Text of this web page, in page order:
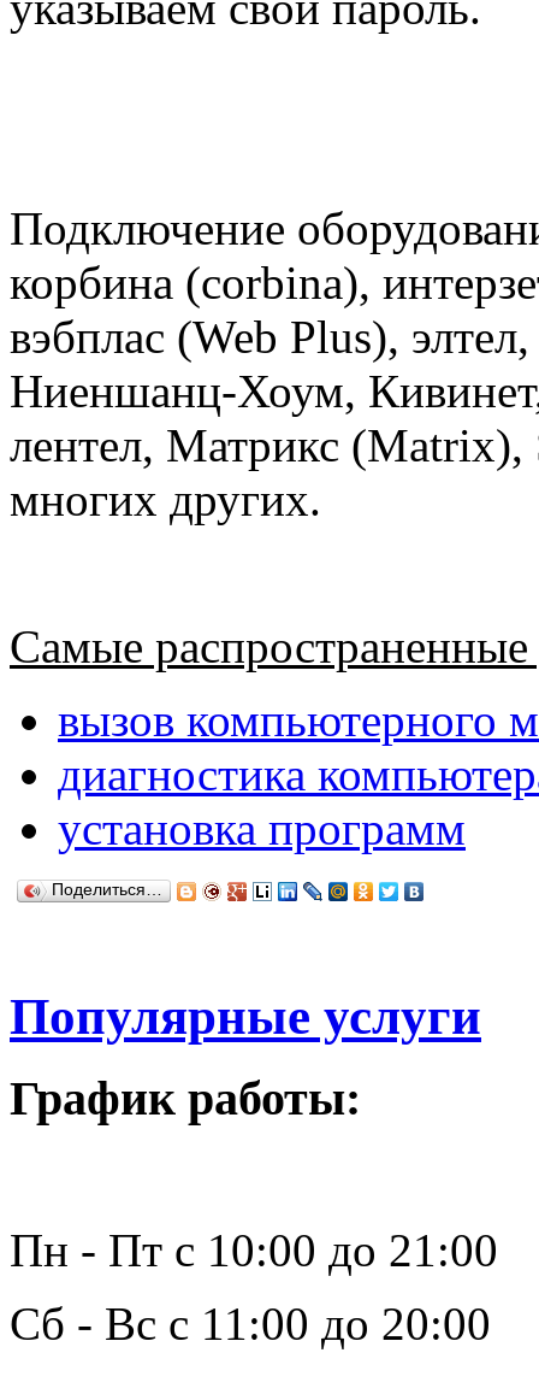
Подключение
корбина (corbina),
вэбплас (Web Plus),
Ниеншанц-Хоум, Кивинет,
лентел, Матрикс
многих других.
Самые распространенные
вызов компьютерного
диагностика
установка программ
Поделиться…
Популярные услуги
График работы:
Пн - Пт с 10:00 до 21:00
Сб - Вс с 11:00 до 20:00